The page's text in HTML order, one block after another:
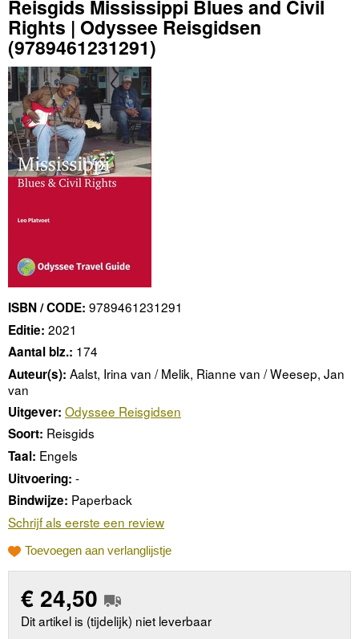
Reisgids Mississippi Blues and Civil
Rights | Odyssee Reisgidsen
(9789461231291)
ISBN / CODE: 9789461231291
Editie: 2021
Aantal blz.: 174
Auteur(s): Aalst, Irina van / Melik, Rianne van / Weesep, Jan
van
Uitgever: Odyssee Reisgidsen
Soort: Reisgids
Taal: Engels
Uitvoering: -
Bindwijze: Paperback
Schrijf als eerste een review
Toevoegen aan verlanglijstje
€ 24,50
Dit artikel is (tijdelijk) niet leverbaar